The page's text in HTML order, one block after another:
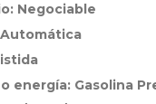
Negociable
energía: Gasolina